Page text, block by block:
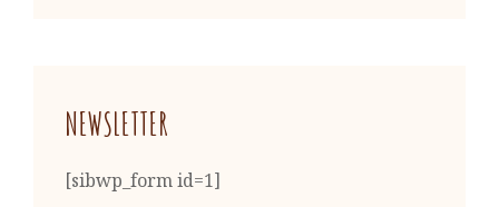
NEWSLETTER
[sibwp_form id=1]